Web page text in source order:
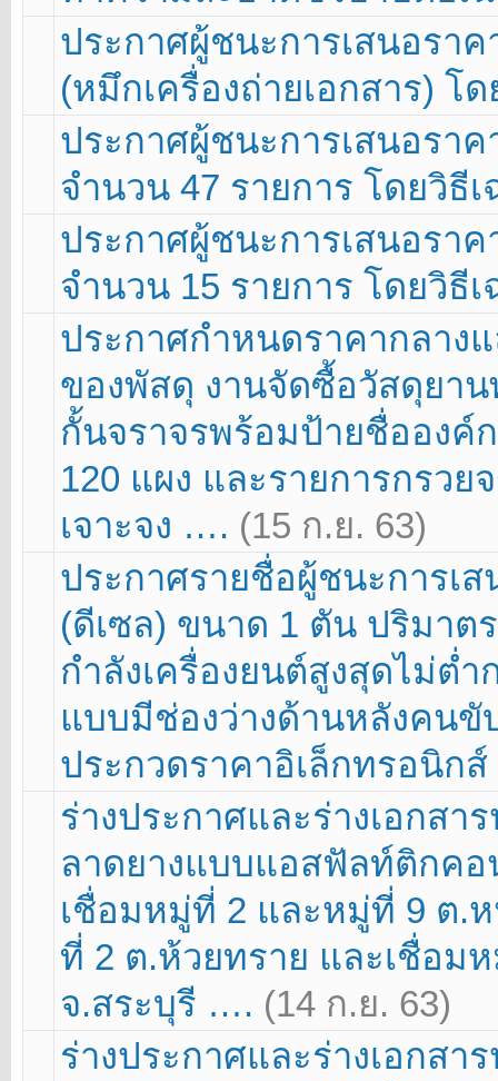
ประกาศผู้ชนะการเสนอรา
(หมึกเครื่องถ่ายเอกสาร) โ
ประกาศผู้ชนะการเสนอรา
จำนวน 47 รายการ โดยวิธี
ประกาศผู้ชนะการเสนอรา
จำนวน 15 รายการ โดยวิธี
ประกาศกำหนดราคากลาง
ของพัสดุ งานจัดซื้อวัสดุยา
กั้นจราจรพร้อมป้ายชื่อองค์
120 แผง และรายการกรวย
เจาะจง …. (15 ก.ย. 63)
ประกาศรายชื่อผู้ชนะการเ
(ดีเซล) ขนาด 1 ตัน ปริมาต
กำลังเครื่องยนต์สูงสุดไม่ต่
แบบมีช่องว่างด้านหลังคนขั
ประกวดราคาอิเล็กทรอนิก
ร่างประกาศและร่างเอกสา
ลาดยางแบบแอสฟัลท์ติกคอ
เชื่อมหมู่ที่ 2 และหมู่ที่ 9 ต.
ที่ 2 ต.ห้วยทราย และเชื่อม
จ.สระบุรี …. (14 ก.ย. 63)
ร่างประกาศและร่างเอกสา